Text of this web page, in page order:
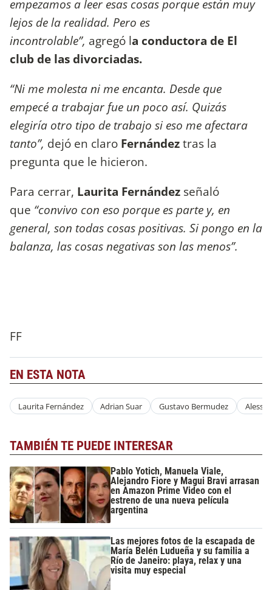
empezamos a leer esas cosas porque están muy
lejos de la realidad. Pero es
incontrolable”, agregó la conductora de El
club de las divorciadas.
“Ni me molesta ni me encanta. Desde que
empecé a trabajar fue un poco así. Quizás
elegiría otro tipo de trabajo si eso me afectara
tanto”, dejó en claro Fernándeztras la
pregunta que le hicieron.
Para cerrar, Laurita Fernández señaló
que “convivo con eso porque es parte y, en
general, son todas cosas positivas. Si pongo en la
balanza, las cosas negativas son las menos”.
FF
EN ESTA NOTA
Laurita Fernández Adrian Suar Gustavo Bermudez
TAMBIÉN TE PUEDE INTERESAR
Pablo Yotich, Manuela Viale,
Alejandro Fiore y Magui Bravi arrasan
en Amazon Prime Video con el
estreno de una nueva película
argentina
Las mejores fotos de la escapada de
María Belén Ludueña y su familia a
Río de Janeiro: playa, relax y una
visita muy especial